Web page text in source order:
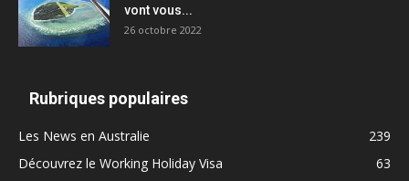
vont vous...
26 octobre 2022
Rubriques populaires
Les News en Australie
239
Découvrez le Working Holiday Visa
63